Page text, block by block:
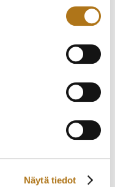
Näytä tiedot
ETERNA-255-NOS
290,00€